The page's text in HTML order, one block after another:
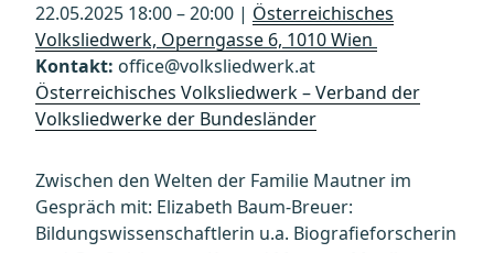
22.05.2025 18:00 – 20:00 | Österreichisches
Volksliedwerk, Operngasse 6, 1010 Wien
Kontakt: office@volksliedwerk.at
Österreichisches Volksliedwerk – Verband der
Volksliedwerke der Bundesländer
Zwischen den Welten der Familie Mautner im
Gespräch mit: Elizabeth Baum-Breuer:
Bildungswissenschaftlerin u.a. Biografieforscherin